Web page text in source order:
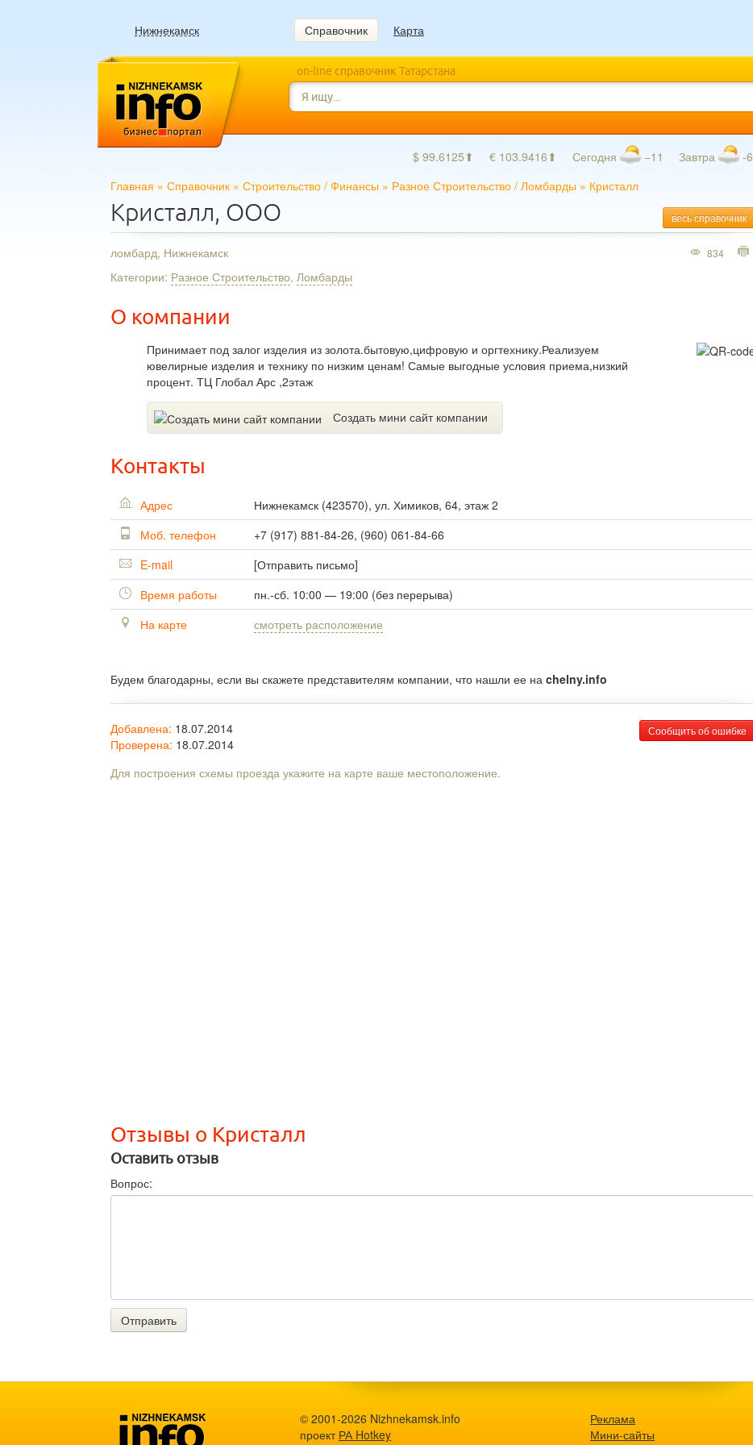
Нижнекамск Справочник Карта
on-line справочник Татарстана
$ 99.6125⬆ € 103.9416⬆ Сегодня −11 Завтра -6
Главная » Справочник » Строительство / Финансы » Разное Строительство / Ломбарды » Кристалл
весь справочник
Кристалл, ООО
ломбард, Нижнекамск
Категории: Разное Строительство, Ломбарды
О компании
Принимает под залог изделия из золота.бытовую,цифровую и оргтехнику.Реализуем
ювелирные изделия и технику по низким ценам! Самые выгодные условия приема,низкий
процент. ТЦ Глобал Арс ,2этаж
Создать мини сайт компании
834
Контакты
Адрес Нижнекамск (423570), ул. Химиков, 64, этаж 2
Моб. телефон
+7 (917) 881-84-26, (960) 061-84-66
E-mail
[Отправить письмо]
Время работы
пн.-сб. 10:00 — 19:00 (без перерыва)
На карте
смотреть расположение
Будем благодарны, если вы скажете представителям компании, что нашли ее на chelny.info
Сообщить об ошибке
Добавлена: 18.07.2014
Проверена: 18.07.2014
Для построения схемы проезда укажите на карте ваше местоположение.
Отзывы о Кристалл
Оставить отзыв
Вопрос:
Отправить
© 2001-2026 Nizhnekamsk.info
проект РА Hotkey
Реклама
Мини-сайты